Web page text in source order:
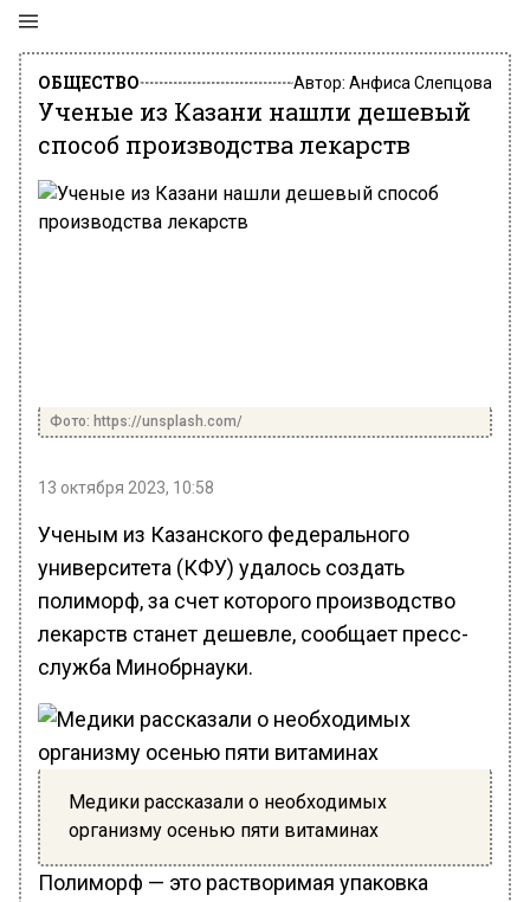
ОБЩЕСТВО Автор: Анфиса Слепцова
Ученые из Казани нашли дешевый
способ производства лекарств
Фото: https://unsplash.com/
13 октября 2023, 10:58
Ученым из Казанского федерального
университета (КФУ) удалось создать
полиморф, за счет которого производство
лекарств станет дешевле, сообщает пресс-
служба Минобрнауки.
Медики рассказали о необходимых
организму осенью пяти витаминах
Полиморф — это растворимая упаковка